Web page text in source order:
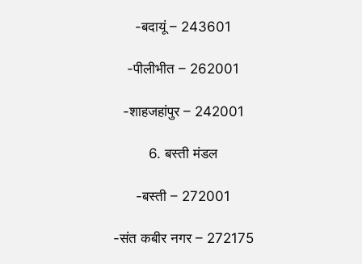
-बदायूं – 243601
-पीलीभीत – 262001
-शाहजहांपुर – 242001
6. बस्ती मंडल
-बस्ती – 272001
-संत कबीर नगर – 272175